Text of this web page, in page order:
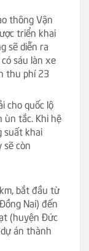
thông Vận
triển khai
sẽ diễn ra
sáu làn xe
thu phí 23
cho quốc lộ
ùn tắc. Khi hệ
suất khai
còn
bắt đầu từ
Nai) đến
(huyện Đức
án thành